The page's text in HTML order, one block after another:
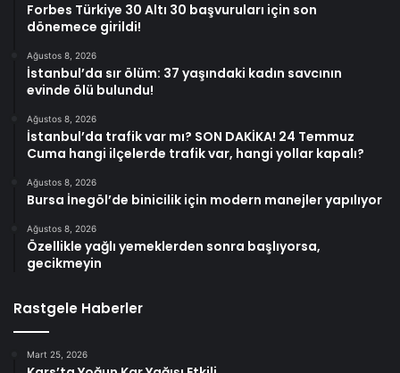
Forbes Türkiye 30 Altı 30 başvuruları için son
dönemece girildi!
Ağustos 8, 2026
İstanbul’da sır ölüm: 37 yaşındaki kadın savcının
evinde ölü bulundu!
Ağustos 8, 2026
İstanbul’da trafik var mı? SON DAKİKA! 24 Temmuz
Cuma hangi ilçelerde trafik var, hangi yollar kapalı?
Ağustos 8, 2026
Bursa İnegöl’de binicilik için modern manejler yapılıyor
Ağustos 8, 2026
Özellikle yağlı yemeklerden sonra başlıyorsa,
gecikmeyin
Rastgele Haberler
Mart 25, 2026